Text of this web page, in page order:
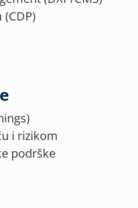
i rizikom
podrške